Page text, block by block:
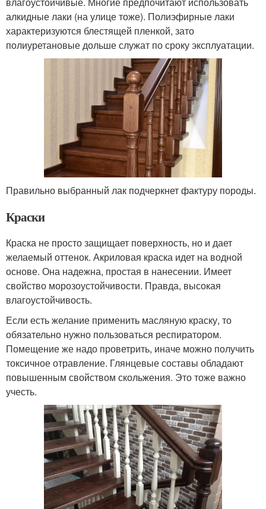
алкидные лаки (на улице тоже). Полиэфирные лаки
характеризуются блестящей пленкой, зато
полиуретановые дольше служат по сроку эксплуатации.
Правильно выбранный лак подчеркнет фактуру породы.
Краски
Краска не просто защищает поверхность, но и дает
желаемый оттенок. Акриловая краска идет на водной
основе. Она надежна, простая в нанесении. Имеет
свойство морозоустойчивости. Правда, высокая
влагоустойчивость.
Если есть желание применить масляную краску, то
обязательно нужно пользоваться респиратором.
Помещение же надо проветрить, иначе можно получить
токсичное отравление. Глянцевые составы обладают
повышенным свойством скольжения. Это тоже важно
учесть.